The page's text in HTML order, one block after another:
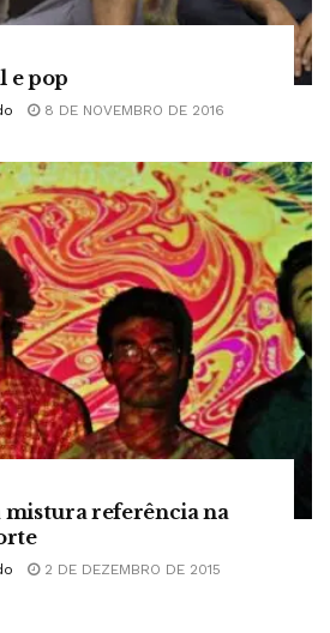
e pop
8 DE NOVEMBRO DE 2016
referência na
2 DE DEZEMBRO DE 2015